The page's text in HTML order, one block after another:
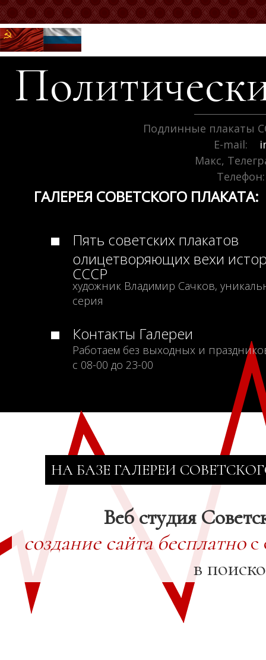
Подлинные плакаты
E-mail:
Макс,
Телефон:
ГАЛЕРЕЯ СОВЕТСКОГО ПЛАКАТА:
Пять советских плакатов
олицетворяющих вехи
СССР
художник Владимир Сачков,
серия
Контакты Галереи
Работаем без выходных и
с 08-00 до 23-00
НА БАЗЕ ГАЛЕРЕИ
Веб студия
создание сайта бесплатнос
в